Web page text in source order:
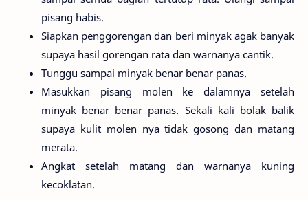
pisang habis.
Siapkan penggorengan dan beri minyak agak banyak
supaya hasil gorengan rata dan warnanya cantik.
Tunggu sampai minyak benar benar panas.
Masukkan pisang molen ke dalamnya setelah
minyak benar benar panas. Sekali kali bolak balik
supaya kulit molen nya tidak gosong dan matang
merata.
Angkat setelah matang dan warnanya kuning
kecoklatan.